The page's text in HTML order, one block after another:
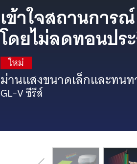
เข้าใจสถานการณ์
โดยไม่ลดทอนปร
ใหม่
ม่านแสงขนาดเล็กและทน
GL-V ซีรีส์